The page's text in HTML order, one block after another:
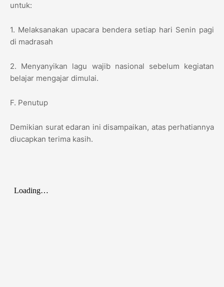
untuk:
1. Melaksanakan upacara bendera setiap hari Senin pagi
di madrasah
2. Menyanyikan lagu wajib nasional sebelum kegiatan
belajar mengajar dimulai.
F. Penutup
Demikian surat edaran ini disampaikan, atas perhatiannya
diucapkan terima kasih.